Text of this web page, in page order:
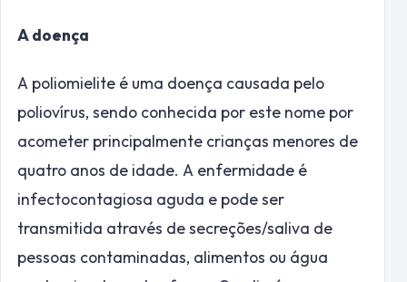
A doença
A poliomielite é uma doença causada pelo
poliovírus, sendo conhecida por este nome por
acometer principalmente crianças menores de
quatro anos de idade. A enfermidade é
infectocontagiosa aguda e pode ser
transmitida através de secreções/saliva de
pessoas contaminadas, alimentos ou água